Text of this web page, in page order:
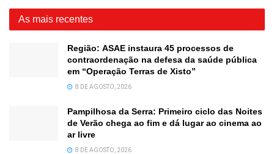
As mais recentes
Região: ASAE instaura 45 processos de
contraordenação na defesa da saúde pública
em “Operação Terras de Xisto”
8 DE AGOSTO, 2026
Pampilhosa da Serra: Primeiro ciclo das Noites
de Verão chega ao fim e dá lugar ao cinema ao
ar livre
8 DE AGOSTO, 2026